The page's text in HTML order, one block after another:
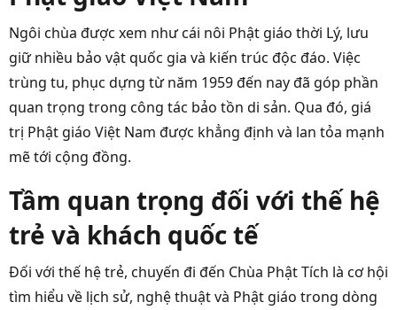
Ngôi chùa được xem như cái nôi Phật giáo thời Lý, lưu
giữ nhiều bảo vật quốc gia và kiến trúc độc đáo. Việc
trùng tu, phục dựng từ năm 1959 đến nay đã góp phần
quan trọng trong công tác bảo tồn di sản. Qua đó, giá
trị Phật giáo Việt Nam được khẳng định và lan tỏa mạnh
mẽ tới cộng đồng.
Tầm quan trọng đối với thế hệ
trẻ và khách quốc tế
Đối với thế hệ trẻ, chuyến đi đến Chùa Phật Tích là cơ hội
tìm hiểu về lịch sử, nghệ thuật và Phật giáo trong dòng